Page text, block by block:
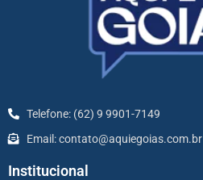
Telefone: (62) 9 9901-7149
Email: contato@aquiegoias.com.br
Institucional